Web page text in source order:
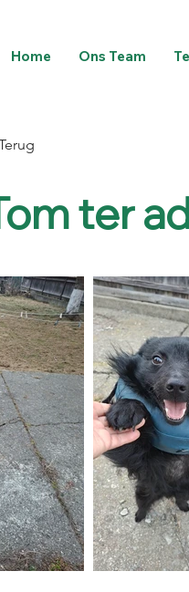
Home Ons Team
ter